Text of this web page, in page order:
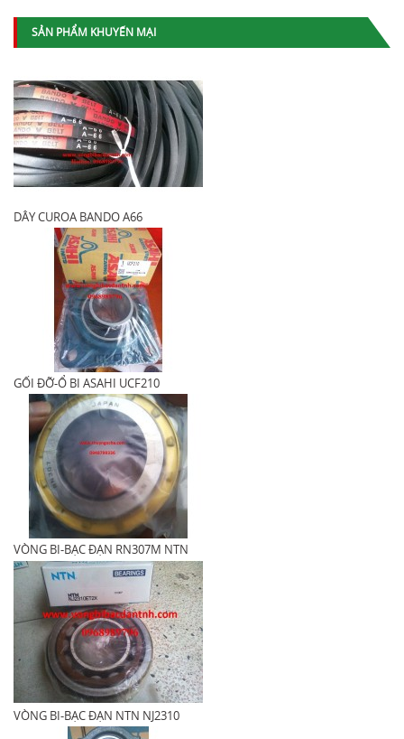
SẢN PHẨM KHUYẾN MẠI
DÂY CUROA BANDO A66
GỐI ĐỠ-Ổ BI ASAHI UCF210
VÒNG BI-BẠC ĐẠN RN307M NTN
VÒNG BI-BẠC ĐẠN NTN NJ2310